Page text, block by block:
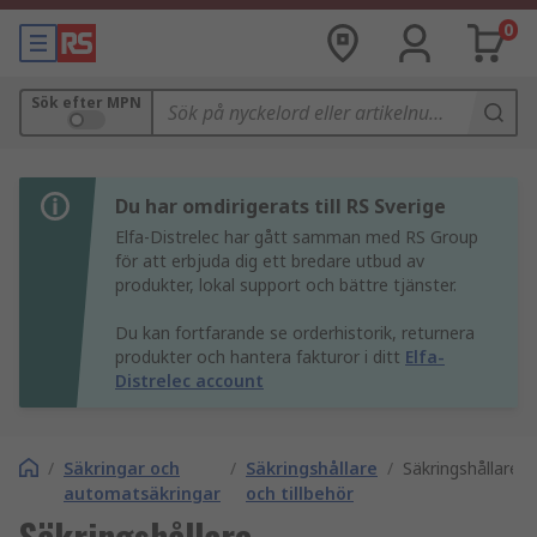
0
Sök efter MPN
Du har omdirigerats till RS Sverige
Elfa-Distrelec har gått samman med RS Group
för att erbjuda dig ett bredare utbud av
produkter, lokal support och bättre tjänster.
Du kan fortfarande se orderhistorik, returnera
produkter och hantera fakturor i ditt Elfa-
Distrelec account
/ Säkringar och
automatsäkringar
/ Säkringshållare
och tillbehör
/ Säkringshållare